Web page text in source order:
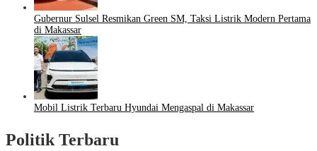
Gubernur Sulsel Resmikan Green SM, Taksi Listrik Modern Pertama
di Makassar
Mobil Listrik Terbaru Hyundai Mengaspal di Makassar
Politik Terbaru